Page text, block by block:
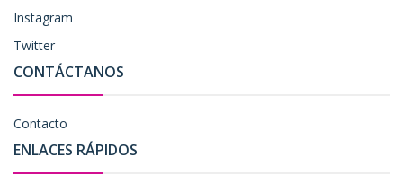
Instagram
Twitter
CONTÁCTANOS
Contacto
ENLACES RÁPIDOS